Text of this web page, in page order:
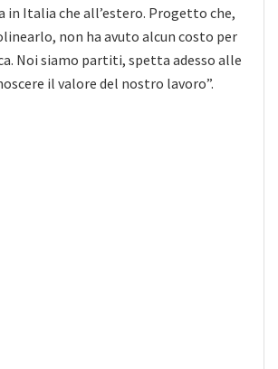
in Italia che all’estero. Progetto che,
non ha avuto alcun costo per
Noi siamo partiti, spetta adesso alle
il valore del nostro lavoro”.